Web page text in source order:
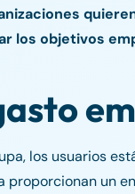
los objetivos
los usuarios
un